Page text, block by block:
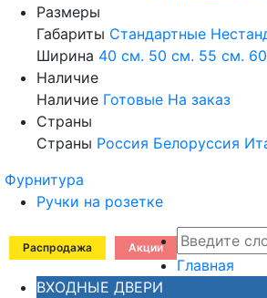
Размеры
Габариты Стандартные
Ширина 40 см. 50 см. 55 см.
Наличие
Наличие Готовые На заказ
Страны
Страны Россия Белоруссия
Фурнитура
Ручки на розетке
Распродажа Акции
Главная
ВХОДНЫЕ ДВЕРИ